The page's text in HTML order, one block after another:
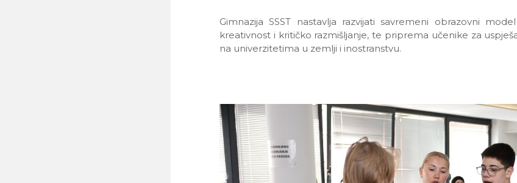
Gimnazija SSST nastavlja razvijati savremeni obrazovni
kreativnost i kritičko razmišljanje, te priprema učenike za
na univerzitetima u zemlji i inostranstvu.